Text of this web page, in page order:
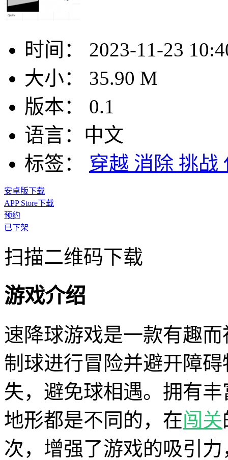
时间：
2023-11-23
大小：
35.90 M
版本：
0.1
语言： 中文
标签：
穿越 消除 挑战
安卓版下载
APP Store下载
预约
已下架
扫描二维码下载
游戏介绍
速降球游戏是一款有趣而
制球进行冒险并避开障
失，避免球相遇。拥有
地形都是不同的，在闯关
次，增强了游戏的吸引